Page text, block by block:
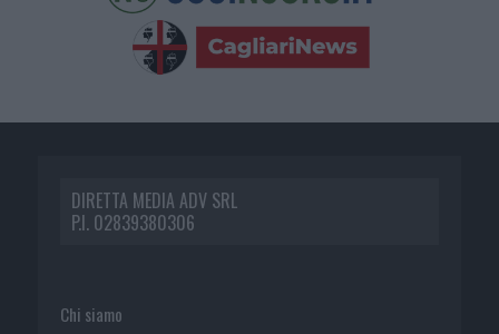
DIRETTA MEDIA ADV SRL
P.I. 02839380306
Chi siamo